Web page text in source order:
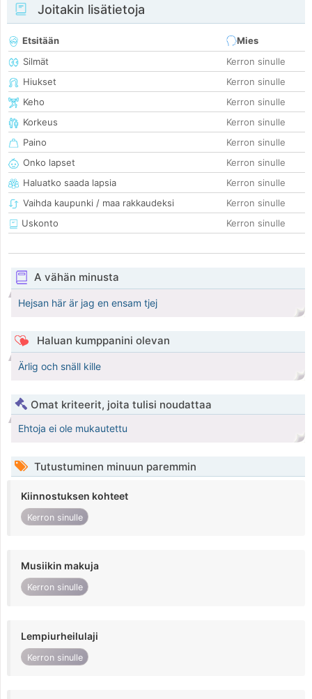
Joitakin lisätietoja
Etsitään
Mies
Silmät
Kerron sinulle
Hiukset
Kerron sinulle
Keho
Kerron sinulle
Korkeus
Kerron sinulle
Paino
Kerron sinulle
Onko lapset
Kerron sinulle
Haluatko saada lapsia
Kerron sinulle
Vaihda kaupunki / maa rakkaudeksi
Kerron sinulle
Uskonto
Kerron sinulle
A vähän minusta
Hejsan här är jag en ensam tjej
Haluan kumppanini olevan
Ärlig och snäll kille
Omat kriteerit, joita tulisi noudattaa
Ehtoja ei ole mukautettu
Tutustuminen minuun paremmin
Kiinnostuksen kohteet
Kerron sinulle
Musiikin makuja
Kerron sinulle
Lempiurheilulaji
Kerron sinulle